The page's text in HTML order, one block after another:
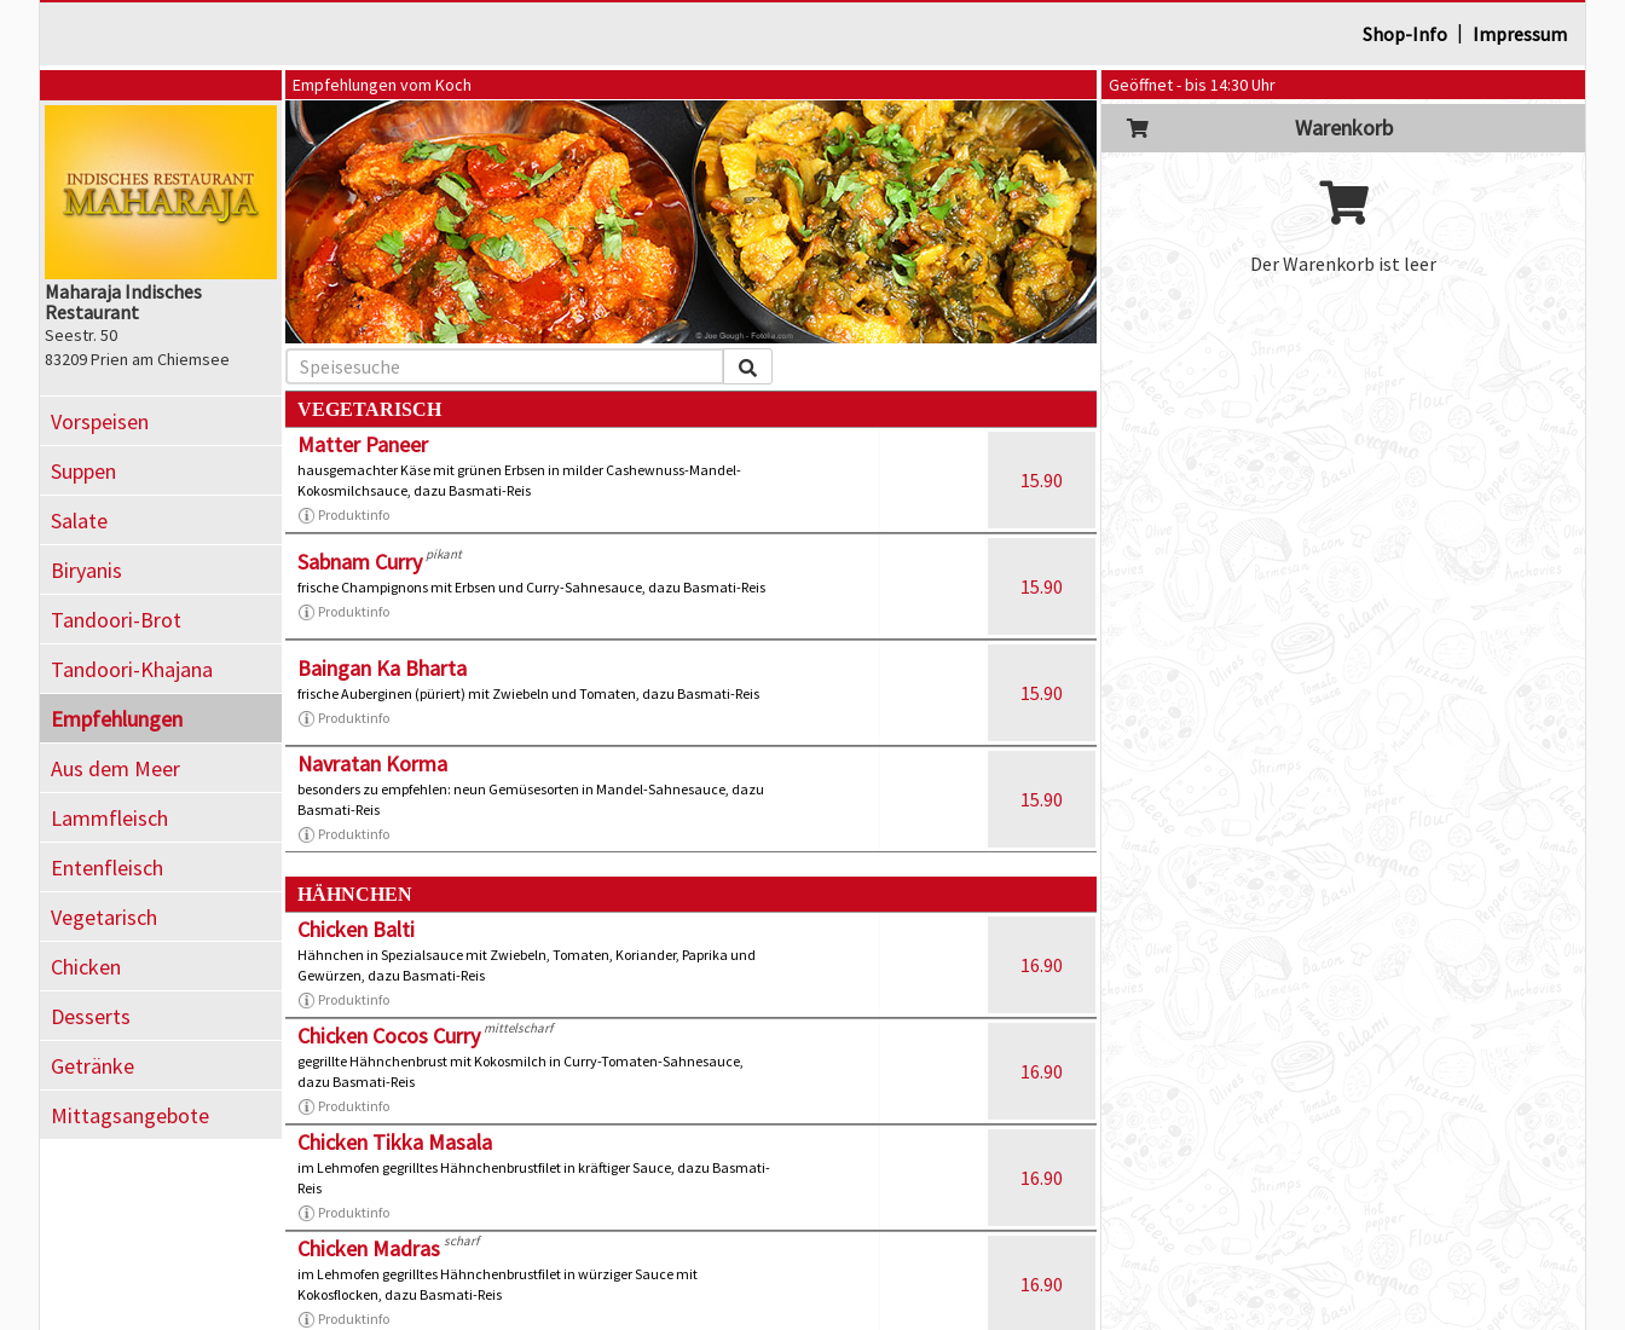
Shop-Info | Impressum
Geöffnet - bis 14:30 Uhr
Warenkorb
Der Warenkorb ist leer
Maharaja Indisches
Restaurant
Seestr. 50
83209 Prien am Chiemsee
Vorspeisen
Suppen
Salate
Biryanis
Tandoori-Brot
Tandoori-Khajana
Empfehlungen
Aus dem Meer
Lammfleisch
Entenfleisch
Vegetarisch
Chicken
Desserts
Getränke
Mittagsangebote
Empfehlungen vom Koch
VEGETARISCH
Matter Paneer
hausgemachter Käse mit grünen Erbsen in milder Cashewnuss-Mandel-
Kokosmilchsauce, dazu Basmati-Reis
Produktinfo
15.90
Sabnam Curry pikant
frische Champignons mit Erbsen und Curry-Sahnesauce, dazu Basmati-Reis
Produktinfo
15.90
Baingan Ka Bharta
frische Auberginen (püriert) mit Zwiebeln und Tomaten, dazu Basmati-Reis
Produktinfo
15.90
Navratan Korma
besonders zu empfehlen: neun Gemüsesorten in Mandel-Sahnesauce, dazu
Basmati-Reis
Produktinfo
15.90
HÄHNCHEN
Chicken Balti
Hähnchen in Spezialsauce mit Zwiebeln, Tomaten, Koriander, Paprika und
Gewürzen, dazu Basmati-Reis
Produktinfo
16.90
Chicken Cocos Curry mittelscharf
gegrillte Hähnchenbrust mit Kokosmilch in Curry-Tomaten-Sahnesauce,
dazu Basmati-Reis
Produktinfo
16.90
Chicken Tikka Masala
im Lehmofen gegrilltes Hähnchenbrustfilet in kräftiger Sauce, dazu Basmati-
Reis
Produktinfo
16.90
Chicken Madras scharf
im Lehmofen gegrilltes Hähnchenbrustfilet in würziger Sauce mit
Kokosflocken, dazu Basmati-Reis
Produktinfo
16.90